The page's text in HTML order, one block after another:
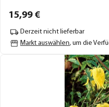
15,99 €
Derzeit nicht lieferbar
Markt auswählen, um die